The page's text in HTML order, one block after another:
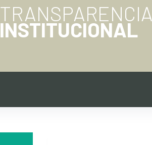
TRANSPARENCIA
INSTITUCIONAL